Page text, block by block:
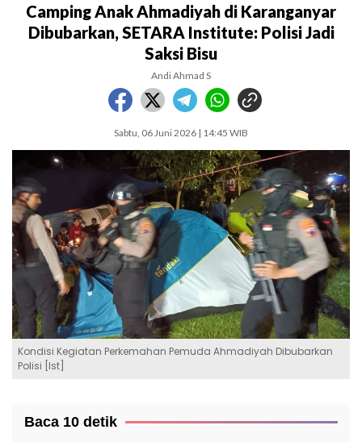
Camping Anak Ahmadiyah di Karanganyar
Dibubarkan, SETARA Institute: Polisi Jadi
Saksi Bisu
Andi Ahmad S
Sabtu, 06 Juni 2026 | 14:45 WIB
Kondisi Kegiatan Perkemahan Pemuda Ahmadiyah Dibubarkan
Polisi [Ist]
Baca 10 detik